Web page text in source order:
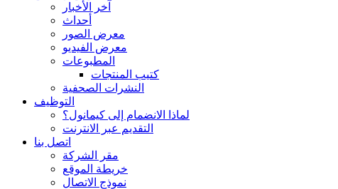
آخر الأخبار
أحداث
معرض الصور
معرض الفيديو
المطبوعات
كتيب المنتجات
النشرات الصحفية
التوظيف
لماذا الانضمام إلى كيمانول؟
التقديم عبر الانترنت
اتصل بنا
مقر الشركة
خريطة الموقع
نموذج الاتصال